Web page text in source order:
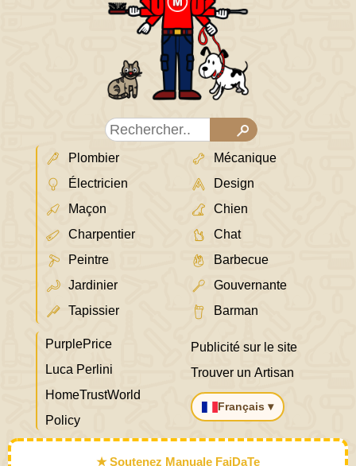
Plombier
Électricien
Maçon
Charpentier
Peintre
Jardinier
Tapissier
Mécanique
Design
Chien
Chat
Barbecue
Gouvernante
Barman
PurplePrice
Luca Perlini
HomeTrustWorld
Policy
Publicité sur le site
Trouver un Artisan
Français ▾
★ Soutenez Manuale FaiDaTe